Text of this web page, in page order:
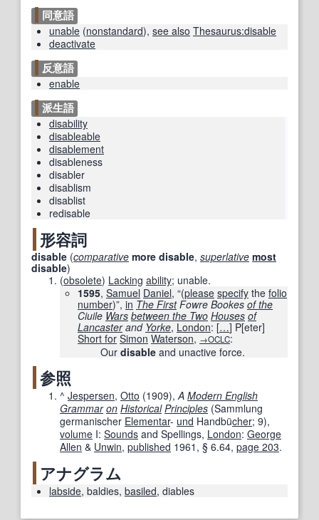
同意語
unable (nonstandard), see also Thesaurus:disable
deactivate
反意語
enable
派生語
disability
disableable
disablement
disableness
disabler
disablism
disablist
redisable
形容詞
disable (comparative more disable, superlative most
disable)
(obsolete) Lacking ability; unable.
1595, Samuel Daniel, “(please specify the folio
number)”, in The FirstFowre Bookes of the
Ciuile Wars between the Two Houses of
Lancasterand Yorke, London: […] P[eter]
Short for Simon Waterson, →OCLC:
Ourdisable and unactive force.
参照
^ Jespersen, Otto (1909),A Modern English
Grammar on Historical Principles (Sammlung
germanischer Elementar- und Handbücher; 9)‎,
volume I: Sounds and Spellings, London: George
Allen & Unwin, published 1961 , § 6.64, page 203.
アナグラム
labside, baldies, basiled, diables